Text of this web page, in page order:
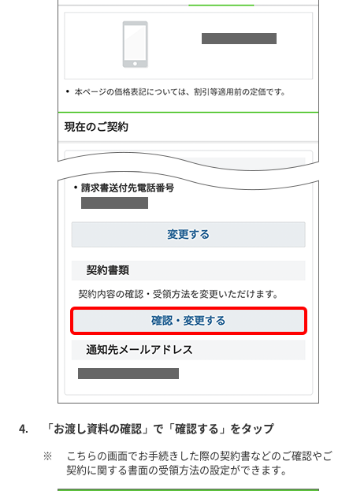
「お渡し資料の確認」で「確認する」をタップ
※
こちらの画面でお手続きした際の契約書などのご確認やご
契約に関する書面の受領方法の設定ができます。